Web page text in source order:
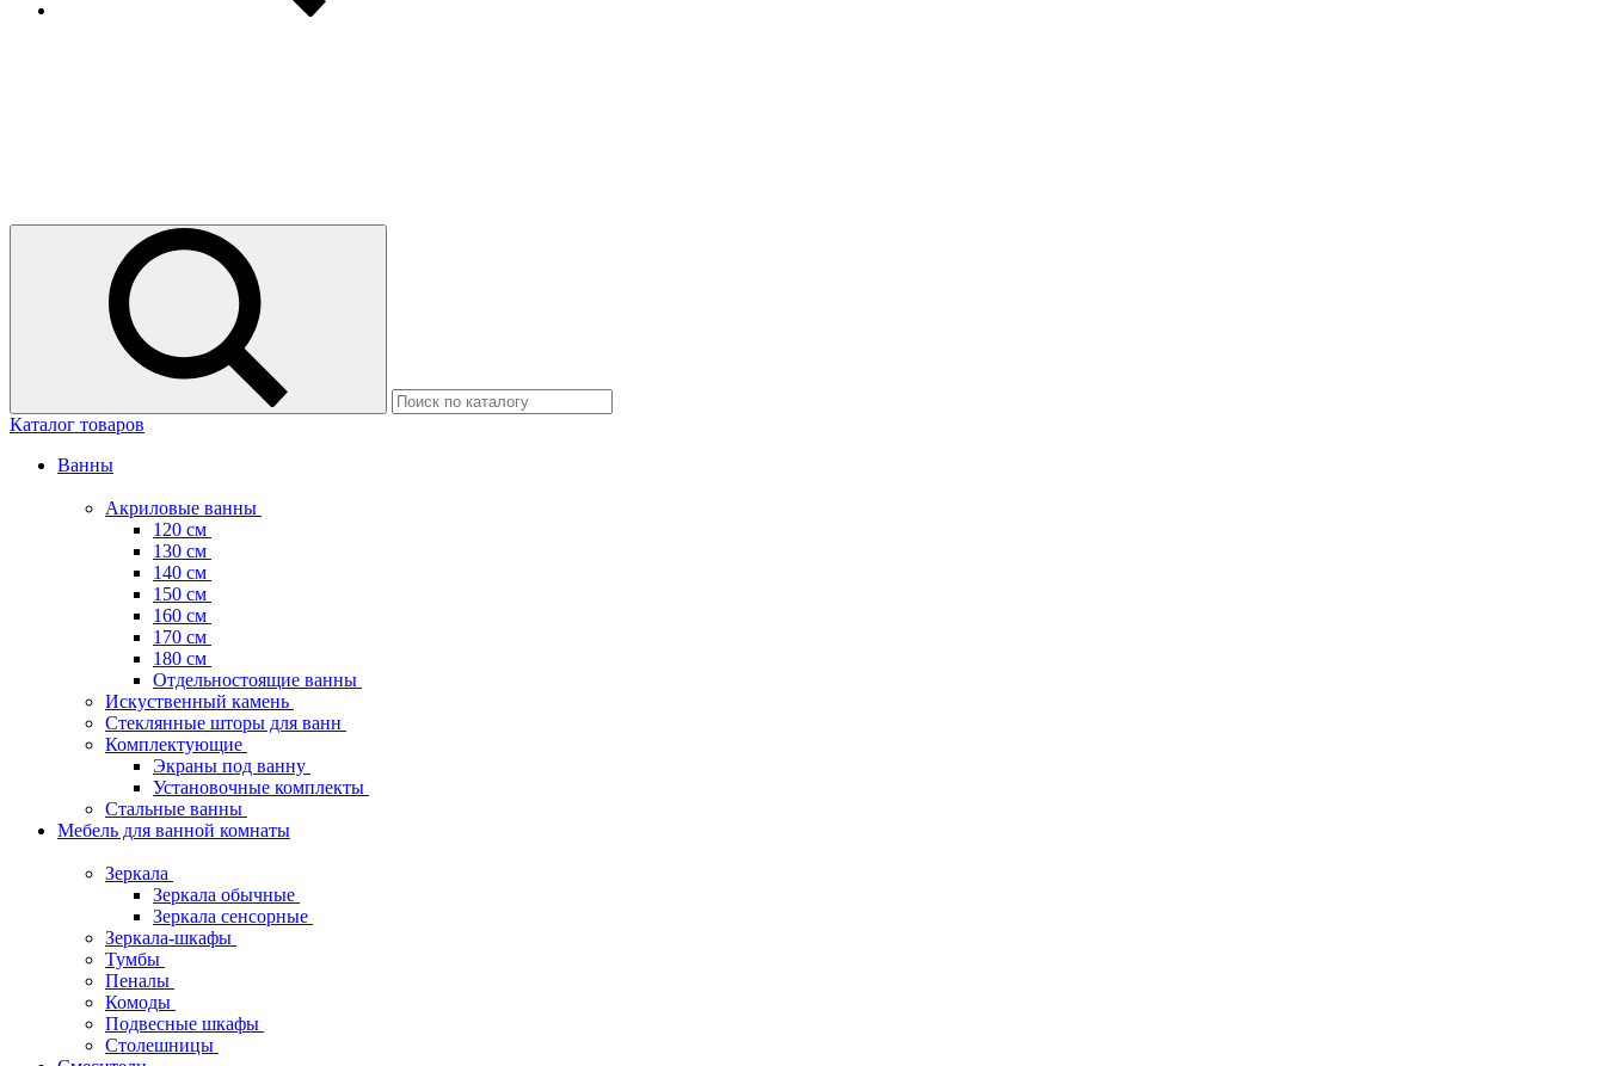
Каталог товаров
Ванны
Акриловые ванны
120 см
130 см
140 см
150 см
160 см
170 см
180 см
Отдельностоящие ванны
Искуственный камень
Стеклянные шторы для ванн
Комплектующие
Экраны под ванну
Установочные комплекты
Стальные ванны
Мебель для ванной комнаты
Зеркала
Зеркала обычные
Зеркала сенсорные
Зеркала-шкафы
Тумбы
Пеналы
Комоды
Подвесные шкафы
Столешницы